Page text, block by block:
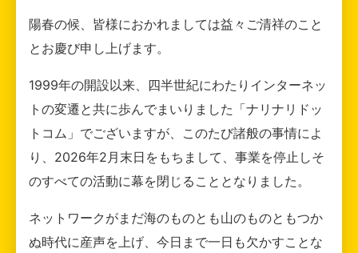
陽春の候、皆様におかれましては益々ご清祥のこと
とお慶び申し上げます。
1999年の開設以来、四半世紀にわたりインターネッ
トの変遷と共に歩んでまいりました「ナリナリドッ
トコム」でございますが、このたび諸般の事情によ
り、2026年2月末日をもちまして、事業を停止しそ
のすべての活動に幕を閉じることとなりました。
ネットワークがまだ海のものとも山のものともつか
ぬ時代に産声を上げ、今日まで一日も欠かすことな